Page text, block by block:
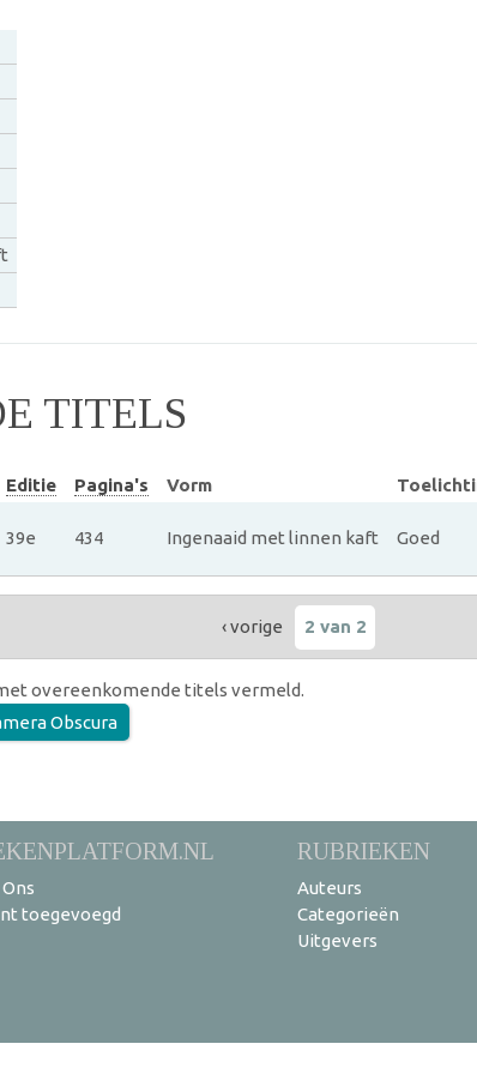
TITELS
Editie Pagina's Vorm
39e 434 Ingenaaid met linnen kaft Goed
‹ vorige 2 van 2
overeenkomende titels vermeld.
Obscura
toegevoegd
RUBRIEKEN
Auteurs
Categorieën
Uitgevers